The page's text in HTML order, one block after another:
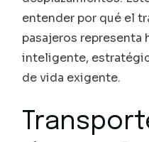
entender por qué el
pasajeros representa
inteligente,
de vida exigente.